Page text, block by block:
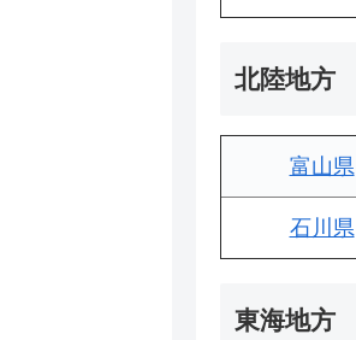
北陸地方
富山県
石川県
東海地方